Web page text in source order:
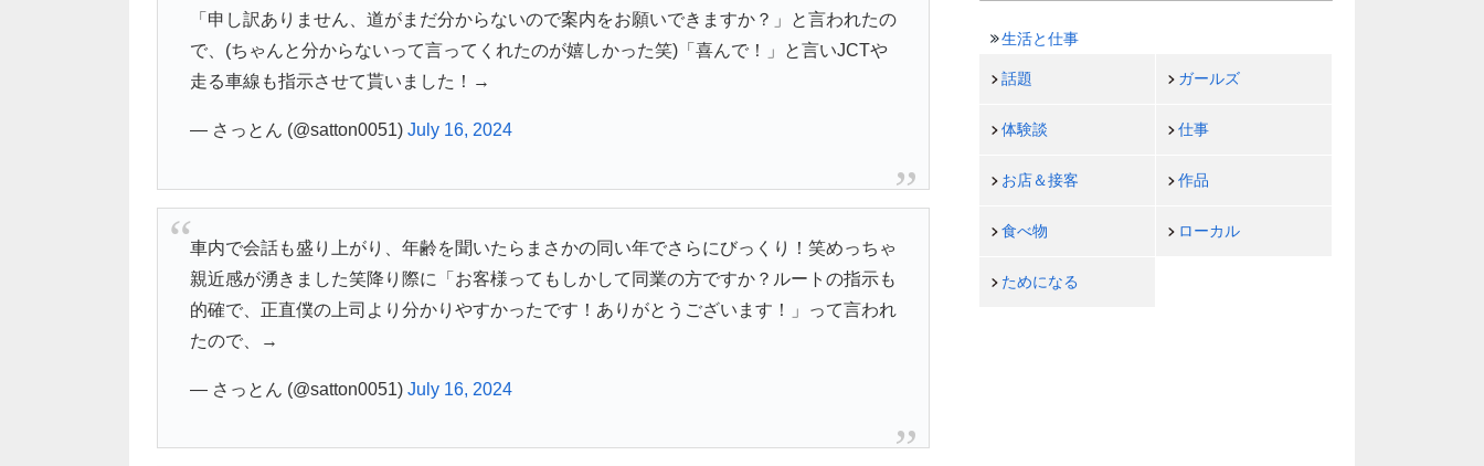
「申し訳ありません、道がまだ分からないので案内をお願いできますか？」と言われたの
で、(ちゃんと分からないって言ってくれたのが嬉しかった笑)「喜んで！」と言いJCTや
走る車線も指示させて貰いました！→
— さっとん (@satton0051) July 16, 2024
車内で会話も盛り上がり、年齢を聞いたらまさかの同い年でさらにびっくり！笑めっちゃ
親近感が湧きました笑降り際に「お客様ってもしかして同業の方ですか？ルートの指示も
的確で、正直僕の上司より分かりやすかったです！ありがとうございます！」って言われ
たので、→
— さっとん (@satton0051) July 16, 2024
生活と仕事
話題 ガールズ
体験談 仕事
お店＆接客 作品
食べ物 ローカル
ためになる